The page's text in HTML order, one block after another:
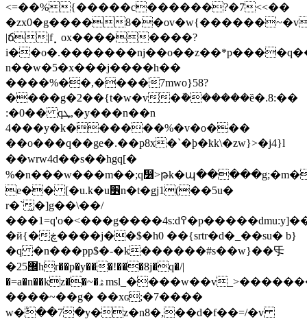
<=��% {�����c������?�7<<��
�zx0�g����
|ճ |f⡀ox���� ����?
n��w�5�x���j����h��
����%��,����7mwo}58?
����g�2��{t�w�v�ܽ������ȅ�.8:��
:�0�� qܛ,�y���n��n
4���y�k������%�v�o���
��o���q��ge�.��p8x�`�ϸ�ҟk\�zw}>�j4}l
��wrw4d��s��hgq[�
e�� [�u.k�u׶n�t�ǥj1(��5u�
r�`̫�]g��\��/
���1=q'o�<���g����4s:d߉�p�����dmu:y]��y���{���}
�й{�ڿ����j��$�h0 ��{srtr�d�_��su� b}
�q �n���pp$�-�k������#s��w}��㸦
�25޼hr��p�y���!���8j�q�/|
�=a�n��kz��~�ۿmsl_����w��v_>�������s��zo�7������ݣ?
����~��g� ��xɢ;�7����
w�ٚ��7�y�z�n8�,��d�f��=/�v